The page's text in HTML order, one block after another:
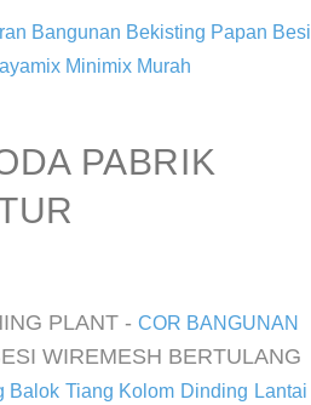
Bangunan Bekisting Papan Besi
Minimix Murah
PABRIK
PLANT - COR BANGUNAN
WIREMESH BERTULANG
Balok Tiang Kolom Dinding Lantai